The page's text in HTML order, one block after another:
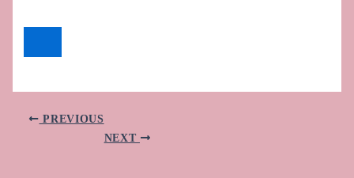
PREVIOUS
NEXT